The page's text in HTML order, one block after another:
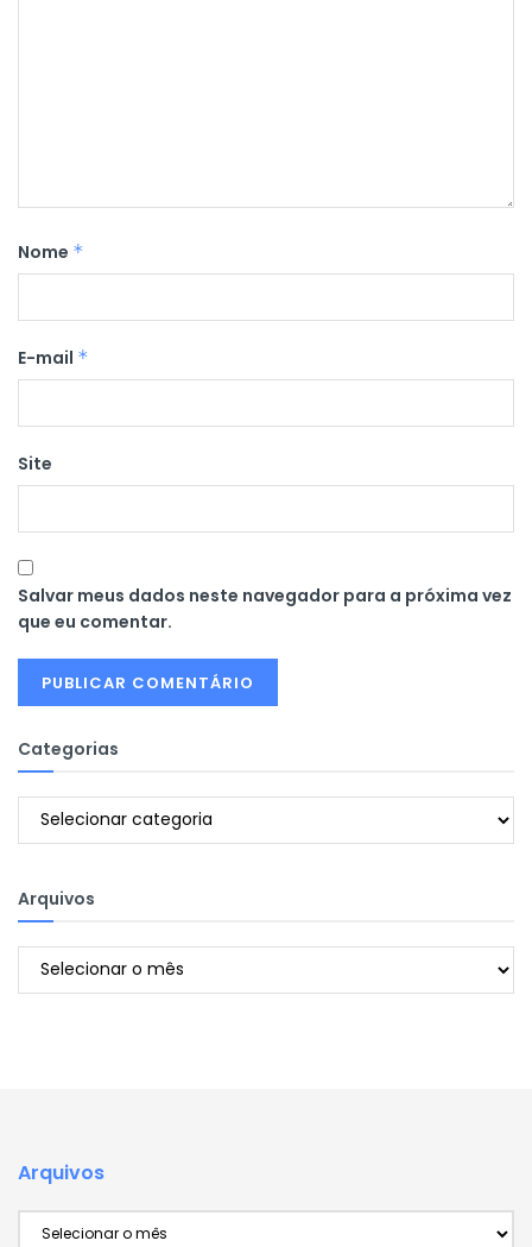
Nome *
E-mail *
Site
Salvar meus dados neste navegador para a próxima vez
que eu comentar.
Categorias
Categorias
Arquivos
Arquivos
Arquivos